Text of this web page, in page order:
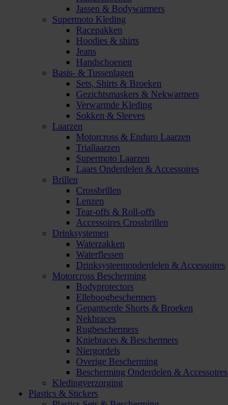
Jassen & Bodywarmers
Supermoto Kleding
Racepakken
Hoodies & shirts
Jeans
Handschoenen
Basis- & Tussenlagen
Sets, Shirts & Broeken
Gezichtsmaskers & Nekwarmers
Verwarmde Kleding
Sokken & Sleeves
Laarzen
Motorcross & Enduro Laarzen
Triallaarzen
Supermoto Laarzen
Laars Onderdelen & Accessoires
Brillen
Crossbrillen
Lenzen
Tear-offs & Roll-offs
Accessoires Crossbrillen
Drinksystemen
Waterzakken
Waterflessen
Drinksysteemonderdelen & Accessoires
Motorcross Bescherming
Bodyprotectors
Elleboogbeschermers
Gepantserde Shorts & Broeken
Nekbraces
Rugbeschermers
Kniebraces & Beschermers
Niergordels
Overige Bescherming
Bescherming Onderdelen & Accessoires
Kledingverzorging
Plastics & Stickers